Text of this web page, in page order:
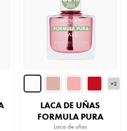
+2
LACA DE UÑAS
FORMULA PURA
Laca de uñas